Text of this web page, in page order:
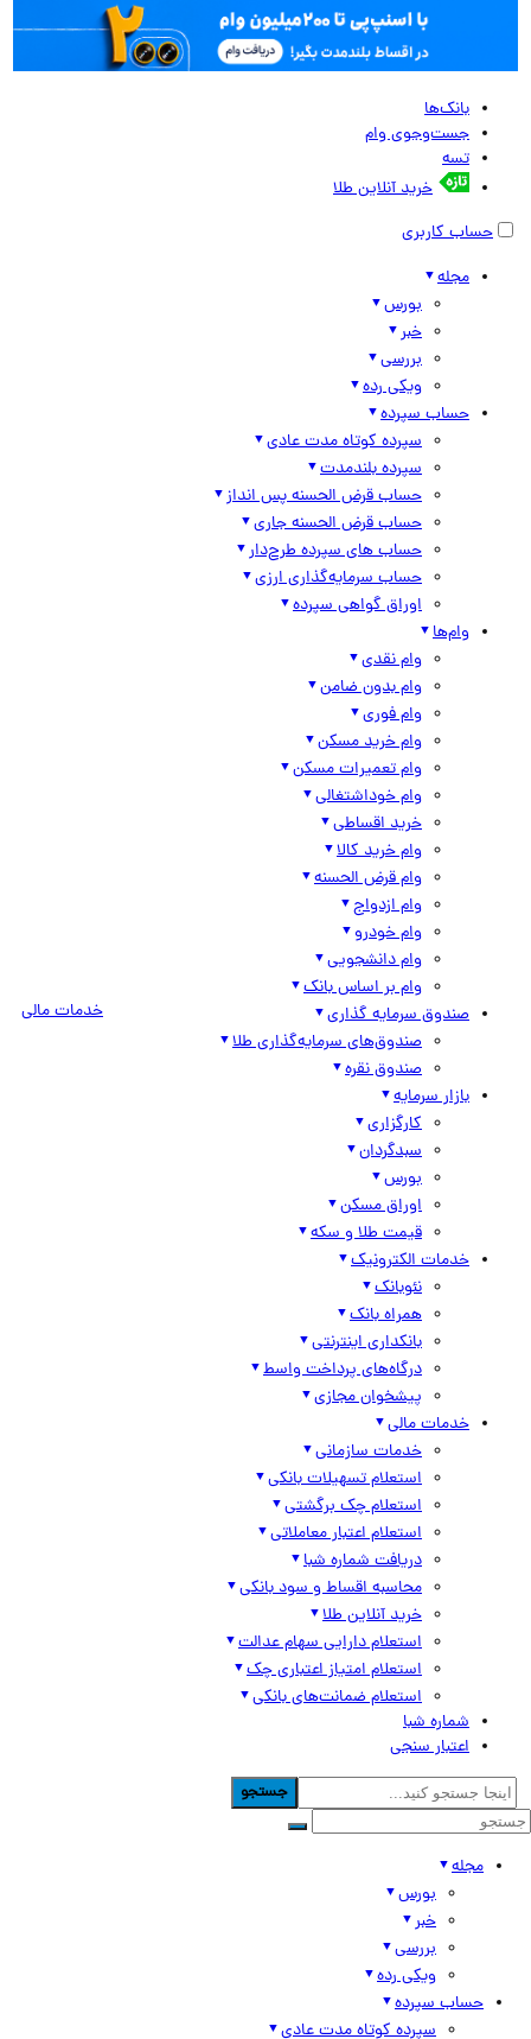
بانک‌ها
جست‌وجوی وام
تسه
خرید آنلاین طلا
حساب کاربری
مجله
بورس
خبر
بررسی
ویکی رده
حساب سپرده
سپرده کوتاه مدت عادی
سپرده بلندمدت
حساب قرض الحسنه پس انداز
حساب قرض الحسنه جاری
حساب های سپرده طرح‌دار
حساب سرمایه‌گذاری ارزی
اوراق گواهی سپرده
وام‌ها
وام نقدی
وام بدون ضامن
وام فوری
وام خرید مسکن
وام تعمیرات مسکن
وام خوداشتغالی
خرید اقساطی
وام خرید کالا
وام قرض الحسنه
وام ازدواج
وام خودرو
وام دانشجویی
وام بر اساس بانک
صندوق سرمایه گذاری
صندوق‌های سرمایه‌گذاری طلا
صندوق نقره
بازار سرمایه
کارگزاری
سبدگردان
بورس
اوراق مسکن
قیمت طلا و سکه
خدمات الکترونیک
نئوبانک
همراه بانک
بانکداری اینترنتی
درگاه‌های پرداخت واسط
پیشخوان مجازی
خدمات مالی
خدمات سازمانی
استعلام تسهیلات بانکی
استعلام چک برگشتی
استعلام اعتبار معاملاتی
دریافت شماره شبا
محاسبه اقساط و سود بانکی
خرید آنلاین طلا
استعلام دارایی سهام عدالت
استعلام امتیاز اعتباری چک
استعلام ضمانت‌های بانکی
شماره شبا
اعتبار سنجی
خدمات مالی
جستجو
مجله
بورس
خبر
بررسی
ویکی رده
حساب سپرده
سپرده کوتاه مدت عادی